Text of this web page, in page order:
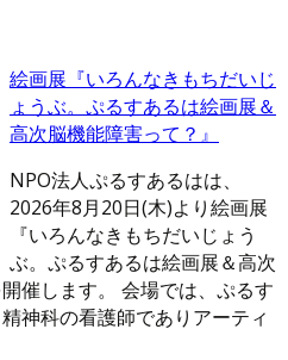
絵画展『いろんなきもちだいじ
ょうぶ。ぷるすあるは絵画展＆
高次脳機能障害って？』
NPO法人ぷるすあるはは、
2026年8月20日(木)より絵画展
『いろんなきもちだいじょう
ぶ。ぷるすあるは絵画展＆高次
催します。 会場では、ぷるす
神科の看護師でありアーティ